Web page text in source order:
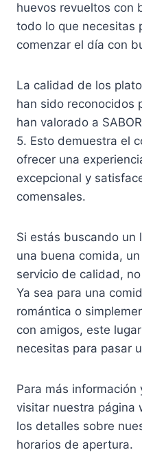
huevos revueltos con
todo lo que necesitas
comenzar el día con
La calidad de los
han sido reconocidos
han valorado a
5. Esto demuestra el
ofrecer una
excepcional y
comensales.
Si estás buscando
una buena comida,
servicio de calidad,
Ya sea para una
romántica o
con amigos, este
necesitas para pasar
Para más
visitar nuestra página
los detalles sobre
horarios de apertura.